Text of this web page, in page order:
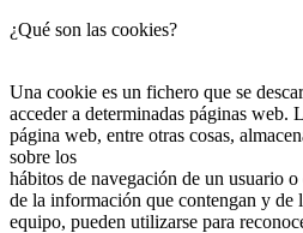
¿Qué son las cookies?
Una cookie es un fichero que se
acceder a determinadas páginas web.
página web, entre otras cosas,
sobre los
hábitos de navegación de un usuario
de la información que contengan y de
equipo, pueden utilizarse para